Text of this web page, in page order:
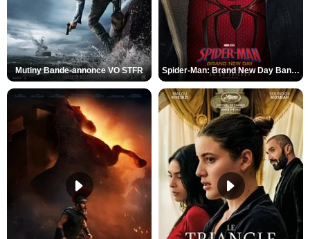
Mutiny Bande-annonce VO STFR Spider-Man: Brand New Day Bande-annonce VO STFR